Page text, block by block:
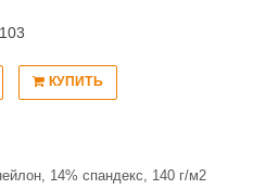
КУПИТЬ
14% спандекс, 140 г/м2